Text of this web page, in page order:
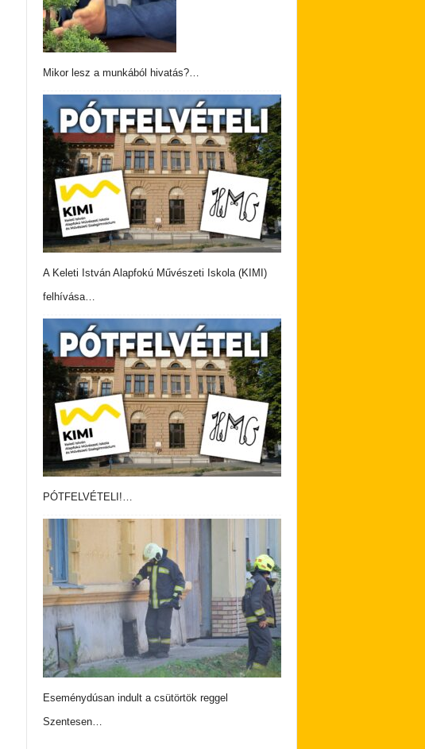
Mikor lesz a munkából hivatás?…
A Keleti István Alapfokú Művészeti Iskola (KIMI)
felhívása…
PÓTFELVÉTELI!…
Eseménydúsan indult a csütörtök reggel
Szentesen…